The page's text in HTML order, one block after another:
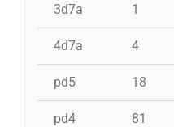
3d7a 1
4d7a 4
pd5 18
pd4 81